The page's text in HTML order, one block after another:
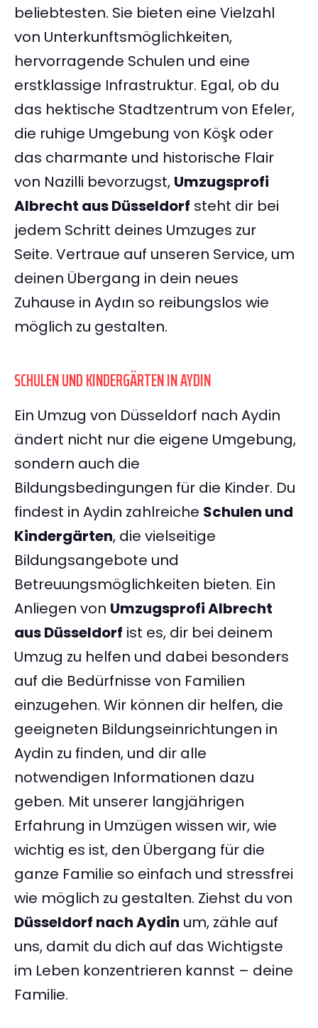
beliebtesten. Sie bieten eine Vielzahl
von Unterkunftsmöglichkeiten,
hervorragende Schulen und eine
erstklassige Infrastruktur. Egal, ob du
das hektische Stadtzentrum von Efeler,
die ruhige Umgebung von Köşk oder
das charmante und historische Flair
von Nazilli bevorzugst, Umzugsprofi
Albrecht aus Düsseldorf steht dir bei
jedem Schritt deines Umzuges zur
Seite. Vertraue auf unseren Service, um
deinen Übergang in dein neues
Zuhause in Aydın so reibungslos wie
möglich zu gestalten.
SCHULEN UND KINDERGÄRTEN IN AYDIN
Ein Umzug von Düsseldorf nach Aydin
ändert nicht nur die eigene Umgebung,
sondern auch die
Bildungsbedingungen für die Kinder. Du
findest in Aydin zahlreiche Schulen und
Kindergärten, die vielseitige
Bildungsangebote und
Betreuungsmöglichkeiten bieten. Ein
Anliegen von Umzugsprofi Albrecht
aus Düsseldorf ist es, dir bei deinem
Umzug zu helfen und dabei besonders
auf die Bedürfnisse von Familien
einzugehen. Wir können dir helfen, die
geeigneten Bildungseinrichtungen in
Aydin zu finden, und dir alle
notwendigen Informationen dazu
geben. Mit unserer langjährigen
Erfahrung in Umzügen wissen wir, wie
wichtig es ist, den Übergang für die
ganze Familie so einfach und stressfrei
wie möglich zu gestalten. Ziehst du von
Düsseldorf nach Aydin um, zähle auf
uns, damit du dich auf das Wichtigste
im Leben konzentrieren kannst – deine
Familie.